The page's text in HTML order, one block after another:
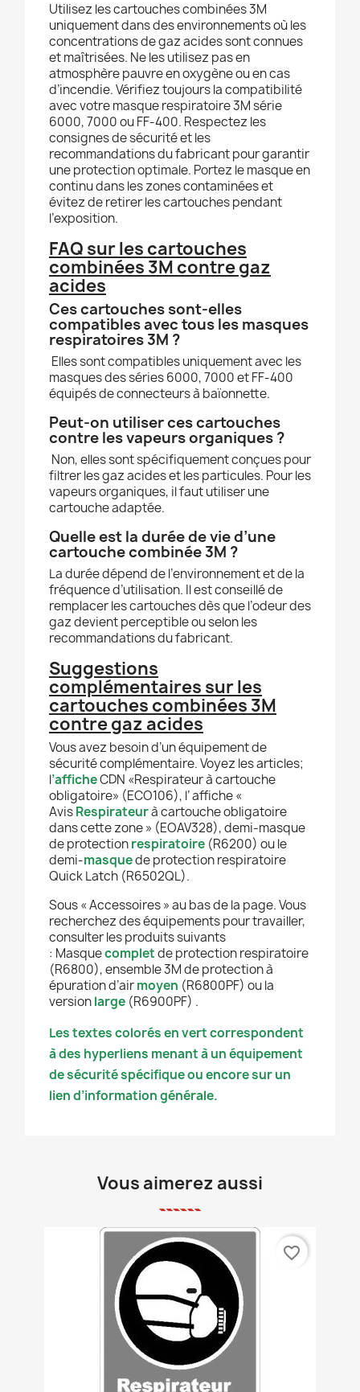
Utilisez les cartouches combinées 3M
uniquement dans des environnements où les
concentrations de gaz acides sont connues
et maîtrisées. Ne les utilisez pas en
atmosphère pauvre en oxygène ou en cas
d’incendie. Vérifiez toujours la compatibilité
avec votre masque respiratoire 3M série
6000, 7000 ou FF-400. Respectez les
consignes de sécurité et les
recommandations du fabricant pour garantir
une protection optimale. Portez le masque en
continu dans les zones contaminées et
évitez de retirer les cartouches pendant
l’exposition.
FAQ sur les cartouches
combinées 3M contre gaz
acides
Ces cartouches sont-elles
compatibles avec tous les masques
respiratoires 3M ?
Elles sont compatibles uniquement avec les
masques des séries 6000, 7000 et FF-400
équipés de connecteurs à baïonnette.
Peut-on utiliser ces cartouches
contre les vapeurs organiques ?
Non, elles sont spécifiquement conçues pour
filtrer les gaz acides et les particules. Pour les
vapeurs organiques, il faut utiliser une
cartouche adaptée.
Quelle est la durée de vie d’une
cartouche combinée 3M ?
La durée dépend de l’environnement et de la
fréquence d’utilisation. Il est conseillé de
remplacer les cartouches dès que l’odeur des
gaz devient perceptible ou selon les
recommandations du fabricant.
Suggestions
complémentaires sur les
cartouches combinées 3M
contre gaz acides
Vous avez besoin d’un équipement de
sécurité complémentaire. Voyez les articles;
l’afficheCDN «Respirateur à cartouche
obligatoire» (ECO106), l’ affiche «
AvisRespirateurà cartouche obligatoire
dans cette zone » (EOAV328), demi-masque
de protectionrespiratoire (R6200) ou le
demi-masquede protection respiratoire
Quick Latch (R6502QL).
Sous « Accessoires » au bas de la page. Vous
recherchez des équipements pour travailler,
consulter les produits suivants
: Masquecompletde protection respiratoire
(R6800), ensemble 3M de protection à
épuration d’airmoyen (R6800PF) ou la
versionlarge (R6900PF) .
Les textes colorés en vert correspondent
à des hyperliens menant à un équipement
de sécurité spécifique ou encore sur un
lien d’information générale.
Vous aimerez aussi
favorite_border